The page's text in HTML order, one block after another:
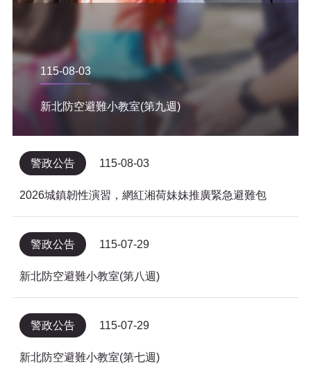
115-08-03
新北防空避難小教室(第九週)
警政公告 115-08-03
2026城鎮韌性演習，網紅湘荷妹妹推廣緊急避難包
警政公告 115-07-29
新北防空避難小教室(第八週)
警政公告 115-07-29
新北防空避難小教室(第七週)